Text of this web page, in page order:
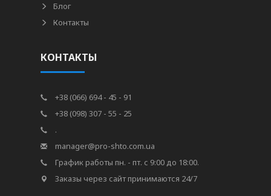
Блог
Контакты
КОНТАКТЫ
+38 (066) 694 - 45 - 91
+38 (098) 307 - 55 - 25
.
manager@pro-shto.com.ua
График работы пн. - пт. с 9:00 до 18:00.
Заказы через сайт принимаются 24/7